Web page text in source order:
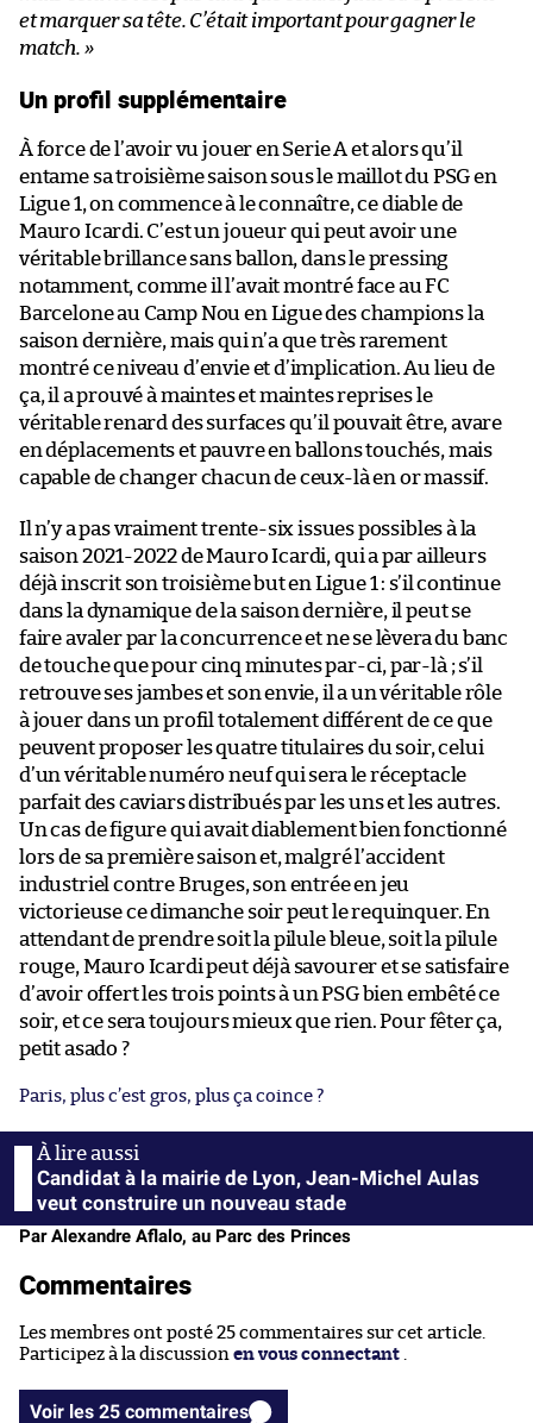
et marquer sa tête. C’était important pour gagner le
match. »
Un profil supplémentaire
À force de l’avoir vu jouer en Serie A et alors qu’il
entame sa troisième saison sous le maillot du PSG en
Ligue 1, on commence à le connaître, ce diable de
Mauro Icardi. C’est un joueur qui peut avoir une
véritable brillance sans ballon, dans le pressing
notamment, comme il l’avait montré face au FC
Barcelone au Camp Nou en Ligue des champions la
saison dernière, mais qui n’a que très rarement
montré ce niveau d’envie et d’implication. Au lieu de
ça, il a prouvé à maintes et maintes reprises le
véritable renard des surfaces qu’il pouvait être, avare
en déplacements et pauvre en ballons touchés, mais
capable de changer chacun de ceux-là en or massif.
Il n’y a pas vraiment trente-six issues possibles à la
saison 2021-2022 de Mauro Icardi, qui a par ailleurs
déjà inscrit son troisième but en Ligue 1 : s’il continue
dans la dynamique de la saison dernière, il peut se
faire avaler par la concurrence et ne se lèvera du banc
de touche que pour cinq minutes par-ci, par-là ; s’il
retrouve ses jambes et son envie, il a un véritable rôle
à jouer dans un profil totalement différent de ce que
peuvent proposer les quatre titulaires du soir, celui
d’un véritable numéro neuf qui sera le réceptacle
parfait des caviars distribués par les uns et les autres.
Un cas de figure qui avait diablement bien fonctionné
lors de sa première saison et, malgré l’accident
industriel contre Bruges, son entrée en jeu
victorieuse ce dimanche soir peut le requinquer. En
attendant de prendre soit la pilule bleue, soit la pilule
rouge, Mauro Icardi peut déjà savourer et se satisfaire
d’avoir offert les trois points à un PSG bien embêté ce
soir, et ce sera toujours mieux que rien. Pour fêter ça,
petit asado ?
Paris, plus c’est gros, plus ça coince ?
Candidat à la mairie de Lyon, Jean-Michel Aulas
veut construire un nouveau stade
Par Alexandre Aflalo, au Parc des Princes
Commentaires
Les membres ont posté 25 commentaires sur cet article.
Participez à la discussion en vous connectant
Voir les 25 commentaires